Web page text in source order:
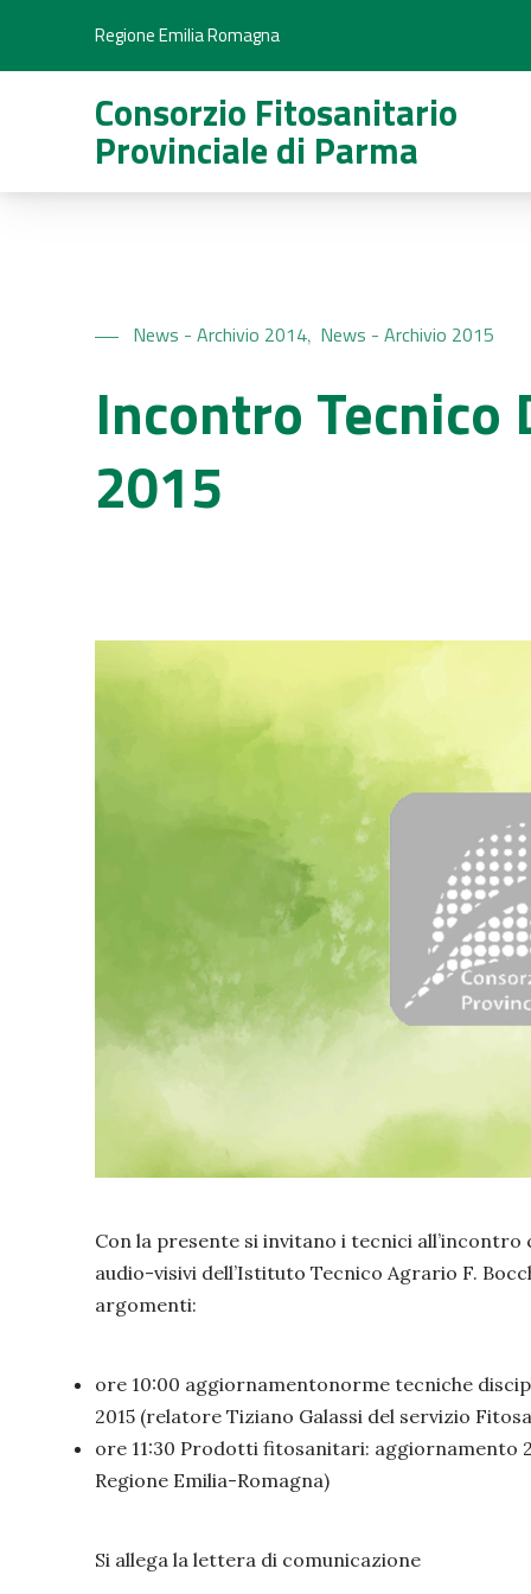
Regione Emilia Romagna
Consorzio Fitosanitario
Provinciale di Parma
News - Archivio 2014, News - Archivio 2015
Incontro
2015
Con la presente si invitano i tecnici all’incontro
audio-visivi dell’Istituto Tecnico Agrario F.
argomenti:
ore 10:00 aggiornamentonorme tecniche
2015 (relatore Tiziano Galassi del servizio
ore 11:30 Prodotti fitosanitari: aggiornamento
Regione Emilia-Romagna)
Si allega la lettera di comunicazione